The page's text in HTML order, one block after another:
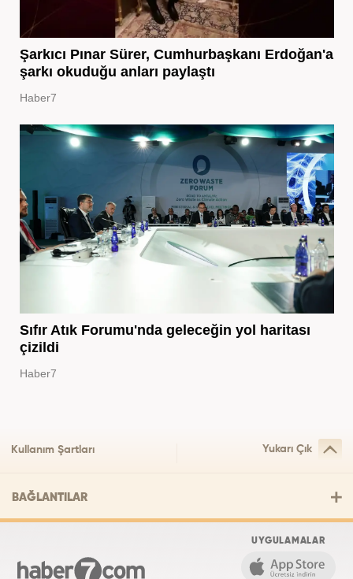
Şarkıcı Pınar Sürer, Cumhurbaşkanı Erdoğan'a
şarkı okuduğu anları paylaştı
Haber7
Sıfır Atık Forumu'nda geleceğin yol haritası
çizildi
Haber7
Kullanım Şartları Yukarı Çık
BAĞLANTILAR
UYGULAMALAR